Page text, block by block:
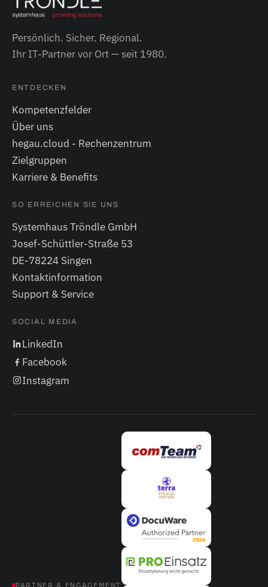
Persönlich. Sicher. Regional.
Ihr IT-Partner vor Ort — seit 1980.
ENTDECKEN
Kompetenzfelder
Über uns
hegau.cloud - Rechenzentrum
Zielgruppen
Karriere & Benefits
SO ERREICHEN SIE UNS
Systemhaus Tröndle GmbH
Josef-Schüttler-Straße 53
DE-78224 Singen
Kontaktinformation
Support & Service
SOCIAL MEDIA
LinkedIn
Facebook
Instagram
PARTNER & ENGAGEMENT